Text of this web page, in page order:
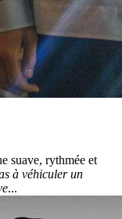
suave, rythmée et
à véhiculer un
...